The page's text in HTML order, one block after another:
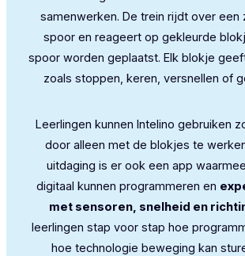
samenwerken. De trein rijdt over een
spoor en reageert op gekleurde
spoor worden geplaatst. Elk blokje
zoals stoppen, keren, versnellen of
Leerlingen kunnen Intelino gebruiken
door alleen met de blokjes te
uitdaging is er ook een app
digitaal kunnen programmeren en
met sensoren, snelheid en
leerlingen stap voor stap hoe
hoe technologie beweging kan